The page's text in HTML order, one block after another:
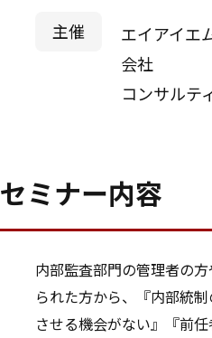
主催
エイアイエ
会社
コンサルテ
セミナー内容
内部監査部門の管理者の
られた方から、『内部統
させる機会がない』『前